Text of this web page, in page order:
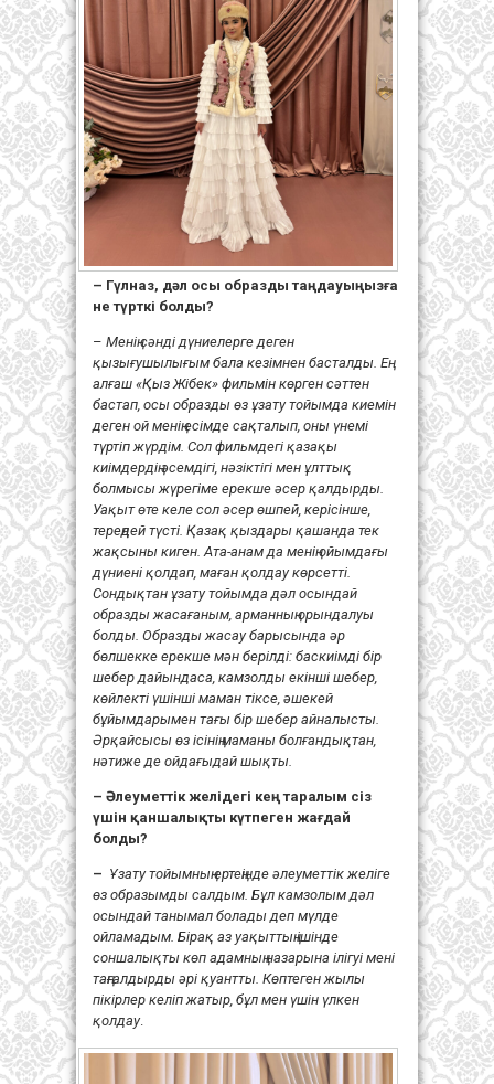
– Гүлназ, дәл осы образды таңдауыңызға
не түрткі болды?
– Менің сәнді дүниелерге деген
қызығушылығым бала кезімнен басталды. Ең
алғаш «Қыз Жібек» фильмін көрген сәттен
бастап, осы образды өз ұзату тойымда киемін
деген ой менің есімде сақталып, оны үнемі
түртіп жүрдім. Сол фильмдегі қазақы
киімдердің әсемдігі, нәзіктігі мен ұлттық
болмысы жүрегіме ерекше әсер қалдырды.
Уақыт өте келе сол әсер өшпей, керісінше,
тереңдей түсті. Қазақ қыздары қашанда тек
жақсыны киген. Ата-анам да менің ойымдағы
дүниені қолдап, маған қолдау көрсетті.
Сондықтан ұзату тойымда дәл осындай
образды жасағаным, арманның орындалуы
болды. Образды жасау барысында әр
бөлшекке ерекше мән берілді: баскиімді бір
шебер дайындаса, камзолды екінші шебер,
көйлекті үшінші маман тіксе, әшекей
бұйымдарымен тағы бір шебер айналысты.
Әрқайсысы өз ісінің маманы болғандықтан,
нәтиже де ойдағыдай шықты.
– Әлеуметтік желідегі кең таралым сіз
үшін қаншалықты күтпеген жағдай
болды?
– Ұзату тойымның ертеңінде әлеуметтік желіге
өз образымды салдым. Бұл камзолым дәл
осындай танымал болады деп мүлде
ойламадым. Бірақ аз уақыттың ішінде
соншалықты көп адамның назарына ілігуі мені
таңғалдырды әрі қуантты. Көптеген жылы
пікірлер келіп жатыр, бұл мен үшін үлкен
қолдау.